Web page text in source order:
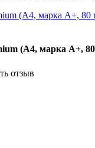
(А4, марка A+,
отзыв